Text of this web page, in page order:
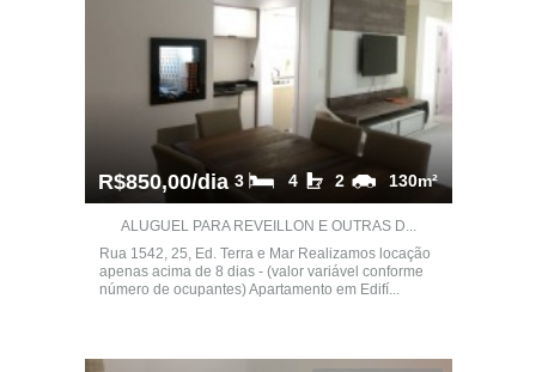
R$850,00/dia 130m²
2
4
3
ALUGUEL PARA REVEILLON E OUTRAS D...
Rua 1542, 25, Ed. Terra e Mar Realizamos locação
apenas acima de 8 dias - (valor variável conforme
número de ocupantes) Apartamento em Edifí...